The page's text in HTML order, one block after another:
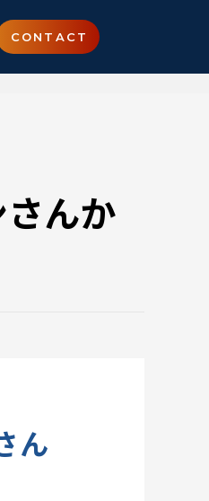
CONTACT
んか
ん